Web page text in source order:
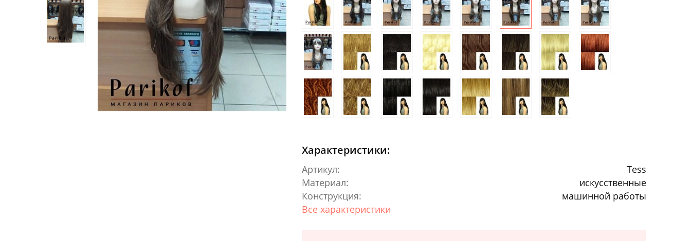
Характеристики:
Артикул:
Tess
Материал:
искусственные
Конструкция:
машинной работы
Все характеристики